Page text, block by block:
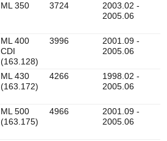
ML 350 3724
2003.02 -
2005.06
ML 400
CDI
(163.128)
3996
2001.09 -
2005.06
ML 430
(163.172)
4266
1998.02 -
2005.06
ML 500
(163.175)
4966
2001.09 -
2005.06